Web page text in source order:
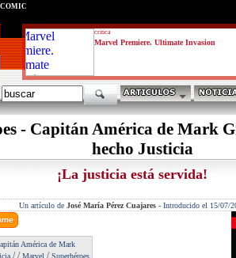
critica
Marvel Premiere. Ultimate Invasion
- Capitán América de Mark
hecho Justicia
¡La justicia está servida!
Un artículo de José María Pérez Cuajares- Introducido el 15/07/
América de Mark
//Marvel /Superhéroes